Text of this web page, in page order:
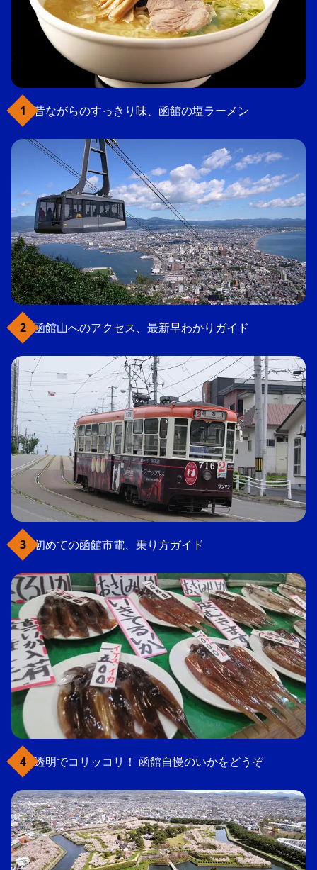
昔ながらのすっきり味、函館の塩ラーメン
函館山へのアクセス、最新早わかりガイド
初めての函館市電、乗り方ガイド
透明でコリッコリ！ 函館自慢のいかをどうぞ